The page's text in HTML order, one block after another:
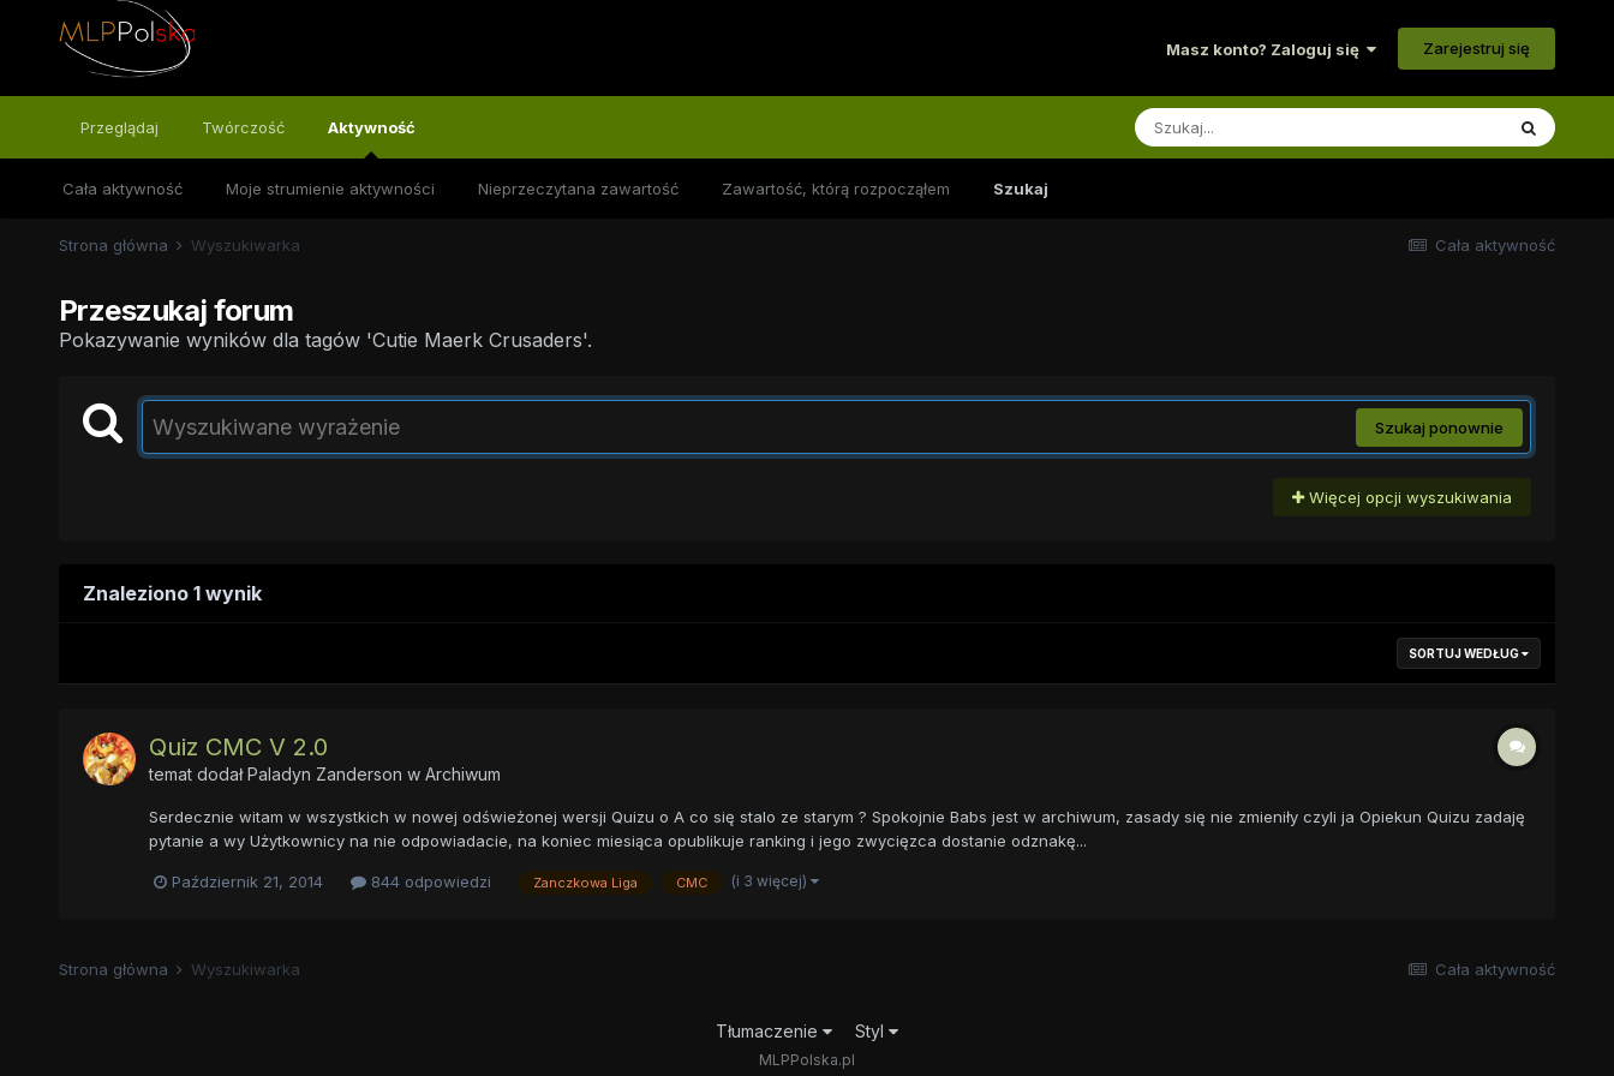
Masz konto? Zaloguj się Zarejestruj się
Przeglądaj Twórczość Aktywność
Cała aktywność Moje strumienie aktywności Nieprzeczytana zawartość Zawartość, którą rozpocząłem Szukaj
Cała aktywność
Strona główna Wyszukiwarka
Przeszukaj forum
Pokazywanie wyników dla tagów 'Cutie Maerk Crusaders'.
Szukaj ponownie
Więcej opcji wyszukiwania
Znaleziono 1 wynik
SORTUJ WEDŁUG
Quiz CMC V 2.0
temat dodałPaladyn Zanderson w Archiwum
Serdecznie witam w wszystkich w nowej odświeżonej wersji Quizu o A co się stalo ze starym ? Spokojnie Babs jest w archiwum, zasady się nie zmieniły czyli ja Opiekun Quizu zadaję
pytanie a wy Użytkownicy na nie odpowiadacie, na koniec miesiąca opublikuje ranking i jego zwycięzca dostanie odznakę...
Październik 21, 2014 844 odpowiedzi Zanczkowa Liga CMC (i 3 więcej)
Cała aktywność
Strona główna Wyszukiwarka
Tłumaczenie Styl
MLPPolska.pl